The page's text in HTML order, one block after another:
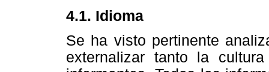
4.1. Idioma
Se ha visto pertinente
externalizar tanto la